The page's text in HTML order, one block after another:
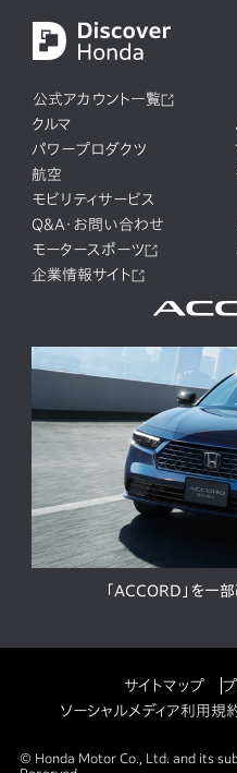
公式アカウント一覧
クルマ
パワープロダクツ
航空
モビリティサービス
Q&A・お問い合わせ
モータースポーツ
企業情報サイト
「ACCORD」を一
サイトマップ
ソーシャルメディア利用規
© Honda Motor Co., Ltd. and its